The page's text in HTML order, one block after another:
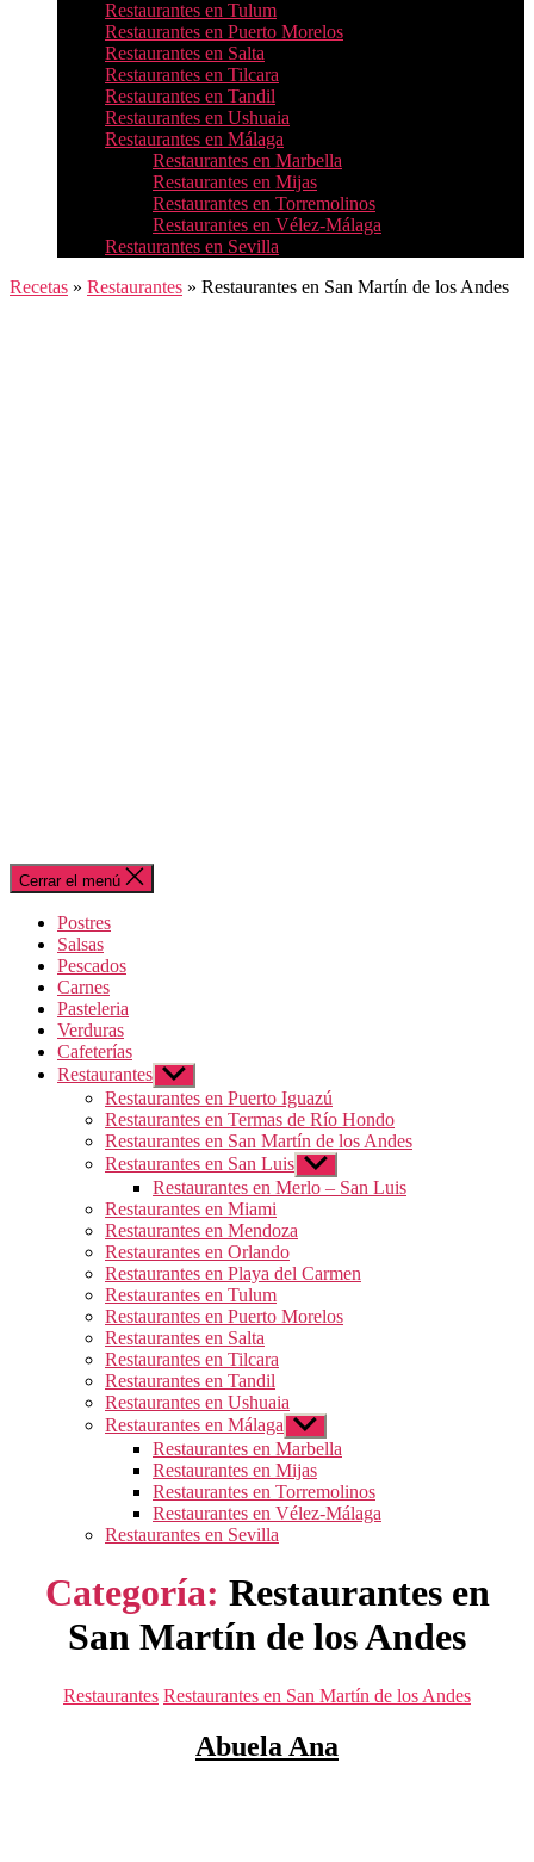
Restaurantes en Tulum
Restaurantes en Puerto Morelos
Restaurantes en Salta
Restaurantes en Tilcara
Restaurantes en Tandil
Restaurantes en Ushuaia
Restaurantes en Málaga
Restaurantes en Marbella
Restaurantes en Mijas
Restaurantes en Torremolinos
Restaurantes en Vélez-Málaga
Restaurantes en Sevilla
Recetas » Restaurantes » Restaurantes en San Martín de los Andes
Cerrar el menú
Postres
Salsas
Pescados
Carnes
Pasteleria
Verduras
Cafeterías
Restaurantes Mostrar
el
submenú
Restaurantes en Puerto Iguazú
Restaurantes en Termas de Río Hondo
Restaurantes en San Martín de los Andes
Restaurantes en San Luis Mostrar
el
submenú
Restaurantes en Merlo – San Luis
Restaurantes en Miami
Restaurantes en Mendoza
Restaurantes en Orlando
Restaurantes en Playa del Carmen
Restaurantes en Tulum
Restaurantes en Puerto Morelos
Restaurantes en Salta
Restaurantes en Tilcara
Restaurantes en Tandil
Restaurantes en Ushuaia
Restaurantes en Málaga Mostrar
el
submenú
Restaurantes en Marbella
Restaurantes en Mijas
Restaurantes en Torremolinos
Restaurantes en Vélez-Málaga
Restaurantes en Sevilla
Categoría: Restaurantes en
San Martín de los Andes
Categorías
Restaurantes Restaurantes en San Martín de los Andes
Abuela Ana